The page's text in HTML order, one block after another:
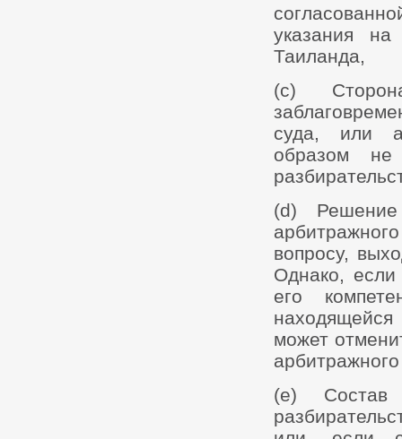
указания на
Таиланда,
(c)
суда, или
образом
(d)
вопросу,
Однако,
его
может
(e) Состав